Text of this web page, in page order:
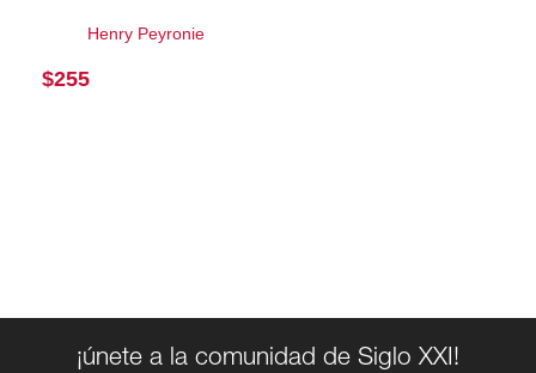
Henry Peyronie
$255
¡únete a la comunidad de Siglo XXI!